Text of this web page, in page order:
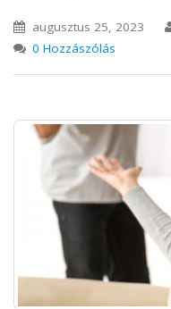
augusztus 25, 2023
0 Hozzászólás